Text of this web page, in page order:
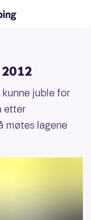
juble for
etter
møtes lagene